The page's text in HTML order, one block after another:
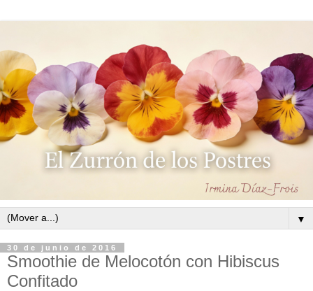
▼
30 de junio de 2016
Smoothie de Melocotón con Hibiscus
Confitado